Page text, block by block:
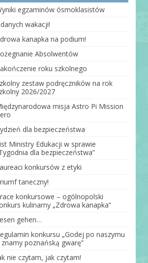
informacyjna
Lekturki
różni, a
egzaminów ósmoklasistów
wakacji!
kanapka na podium!
Absolwentów
roku szkolnego
zestaw podręczników na rok
2026/2027
misja Astro Pi Mission
dla bezpieczeństwa
Ministry Edukacji w sprawie
dla bezpieczeństwa”
konkursów z etyki
taneczny!
konkursowe – ogólnopolski
kulinarny „Zdrowa kanapka”
gehen…
konkursu „Godej po naszymu
znamy poznańską gwarę”
nie czytam, jak czytam!